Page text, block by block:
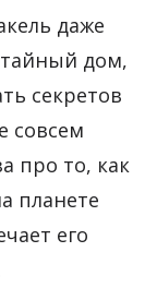
даже
тайный дом,
секретов
совсем
про то, как
планете
его